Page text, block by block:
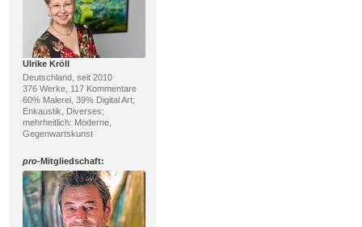
Ulrike Kröll
Deutschland, seit 2010
376 Werke, 117 Kommentare
60% Malerei, 39% Digital Art;
Enkaustik, Diverses;
mehrheitlich: Moderne,
Gegenwartskunst
pro-Mitgliedschaft: